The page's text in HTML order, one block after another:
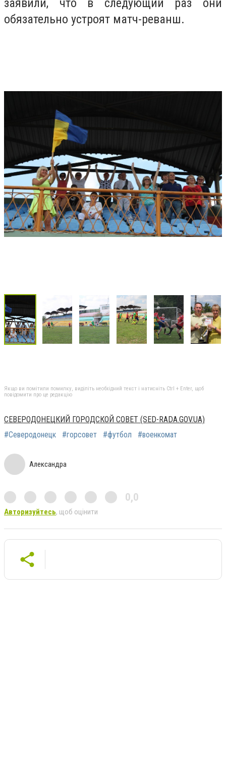
заявили, что в следующий раз они
обязательно устроят матч-реванш.
Якщо ви помітили помилку, виділіть необхідний текст і натисніть Ctrl + Enter, щоб
повідомити про це редакцію
СЕВЕРОДОНЕЦКИЙ ГОРОДСКОЙ СОВЕТ (SED-RADA.GOV.UA)
#Северодонецк
#горсовет #футбол #военкомат
Александра
0,0
Авторизуйтесь, щоб оцінити